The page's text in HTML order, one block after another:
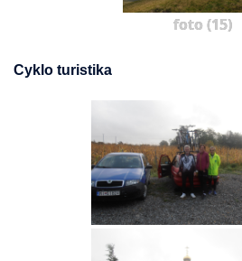
foto (15)
Cyklo turistika